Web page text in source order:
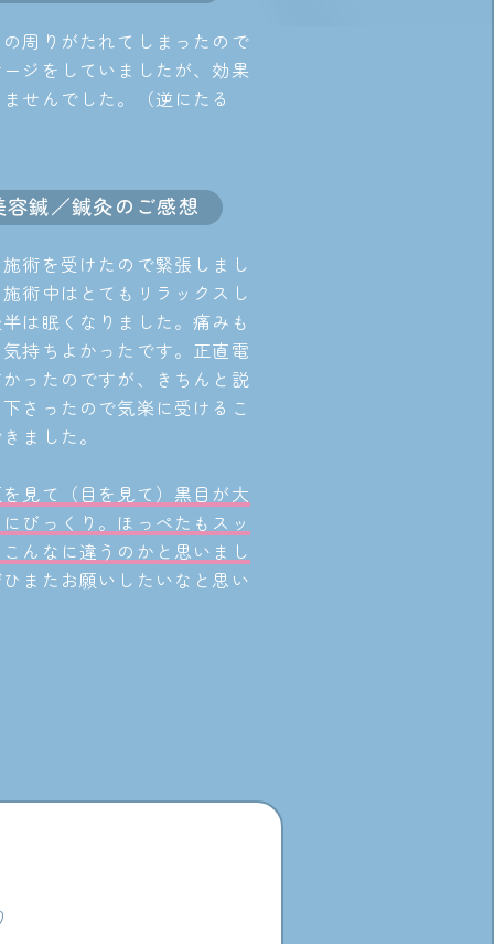
周りがたれてしまったので
ジをしていましたが、効果
せんでした。（逆にたる
容鍼／鍼灸のご感想
術を受けたので緊張しまし
術中はとてもリラックスし
は眠くなりました。痛みも
持ちよかったです。正直電
ったのですが、きちんと説
さったので気楽に受けるこ
ました。
見て（目を見て）黒目が大
にびっくり。ほっぺたもスッ
んなに違うのかと思いまし
またお願いしたいなと思い